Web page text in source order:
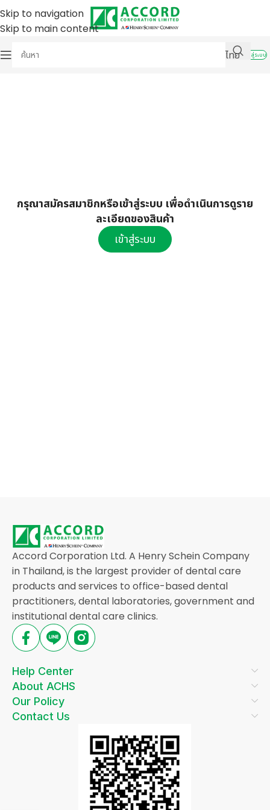
Skip to navigation
Skip to main content
ไทย
เข้าสู่ระบบ
กรุณาสมัครสมาชิกหรือเข้าสู่ระบบ เพื่อดำเนินการดูราย
ละเอียดของสินค้า
เข้าสู่ระบบ
Accord Corporation Ltd. A Henry Schein Company
in Thailand, is the largest provider of dental care
products and services to office-based dental
practitioners, dental laboratories, government and
institutional dental care clinics.
Help Center
About ACHS
Our Policy
Contact Us